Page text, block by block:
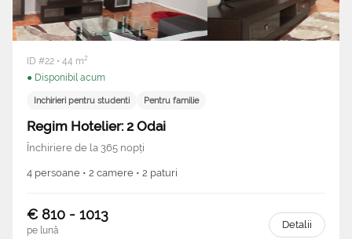
ID #22 • 44 m²
● Disponibil acum
Inchirieri pentru studenti Pentru familie
Regim Hotelier: 2 Odai
Închiriere de la 365 nopți
4 persoane • 2 camere • 2 paturi
€ 810 - 1013
pe lună Detalii